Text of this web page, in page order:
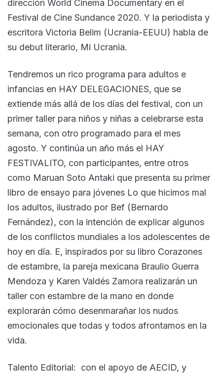
dirección World Cinema Documentary en el
Festival de Cine Sundance 2020. Y la periodista y
escritora Victoria Belim (Ucrania-EEUU) habla de
su debut literario, Mi Ucrania.
Tendremos un rico programa para adultos e
infancias en HAY DELEGACIONES, que se
extiende más allá de los días del festival, con un
primer taller para niños y niñas a celebrarse esta
semana, con otro programado para el mes
agosto. Y continúa un año más el HAY
FESTIVALITO, con participantes, entre otros
como Maruan Soto Antaki que presenta su primer
libro de ensayo para jóvenes Lo que hicimos mal
los adultos, ilustrado por Bef (Bernardo
Fernández), con la intención de explicar algunos
de los conflictos mundiales a los adolescentes de
hoy en día. E, inspirados por su libro Corazones
de estambre, la pareja mexicana Braulio Guerra
Mendoza y Karen Valdés Zamora realizarán un
taller con estambre de la mano en donde
explorarán cómo desenmarañar los nudos
emocionales que todas y todos afrontamos en la
vida.
Talento Editorial: con el apoyo de AECID, y